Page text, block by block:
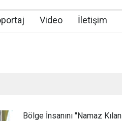
Video İletişim
Bölge İnsanını "Namaz Kılan